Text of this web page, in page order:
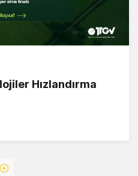
Hızlandırma